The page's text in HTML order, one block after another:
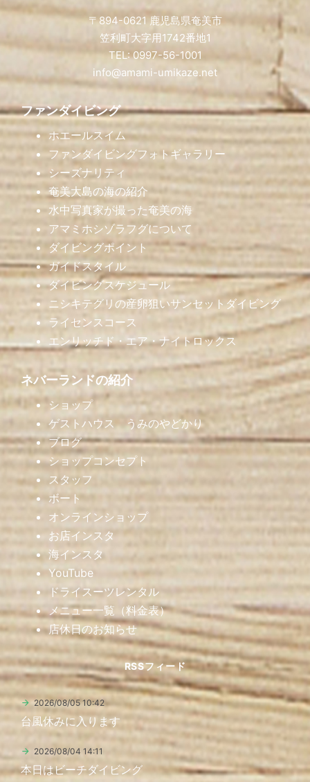
〒894-0621 鹿児島県奄美市
笠利町大字用1742番地1
TEL: 0997-56-1001
info@amami-umikaze.net
ファンダイビング
ホエールスイム
ファンダイビングフォトギャラリー
シーズナリティ
奄美大島の海の紹介
水中写真家が撮った奄美の海
アマミホシゾラフグについて
ダイビングポイント
ガイドスタイル
ダイビングスケジュール
ニシキテグリの産卵狙いサンセットダイビング
ライセンスコース
エンリッチド・エア・ナイトロックス
ネバーランドの紹介
ショップ
ゲストハウス うみのやどかり
ブログ
ショップコンセプト
スタッフ
ボート
オンラインショップ
お店インスタ
海インスタ
YouTube
ドライスーツレンタル
メニュー一覧（料金表）
店休日のお知らせ
RSSフィード
2026/08/05 10:42
台風休みに入ります
2026/08/04 14:11
本日はビーチダイビング